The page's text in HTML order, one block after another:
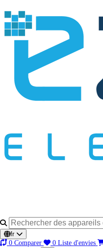
fr
0 Comparer 0 Liste d'envies